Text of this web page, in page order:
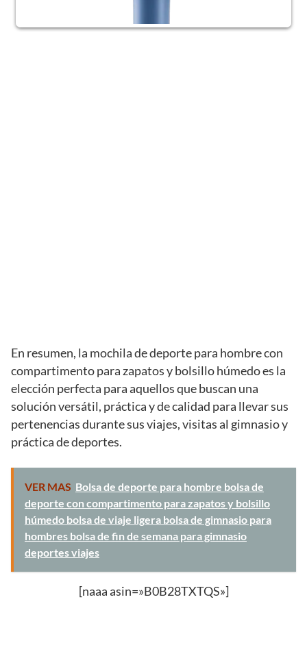
En resumen, la mochila de deporte para hombre con
compartimento para zapatos y bolsillo húmedo es la
elección perfecta para aquellos que buscan una
solución versátil, práctica y de calidad para llevar sus
pertenencias durante sus viajes, visitas al gimnasio y
práctica de deportes.
VER MAS Bolsa de deporte para hombre bolsa de
deporte con compartimento para zapatos y bolsillo
húmedo bolsa de viaje ligera bolsa de gimnasio para
hombres bolsa de fin de semana para gimnasio
deportes viajes
[naaa asin=»B0B28TXTQS»]